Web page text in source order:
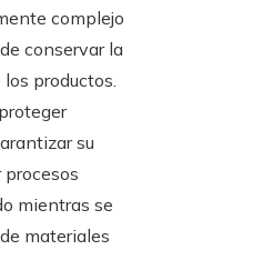
complejo
conservar la
productos.
su
mientras se
materiales